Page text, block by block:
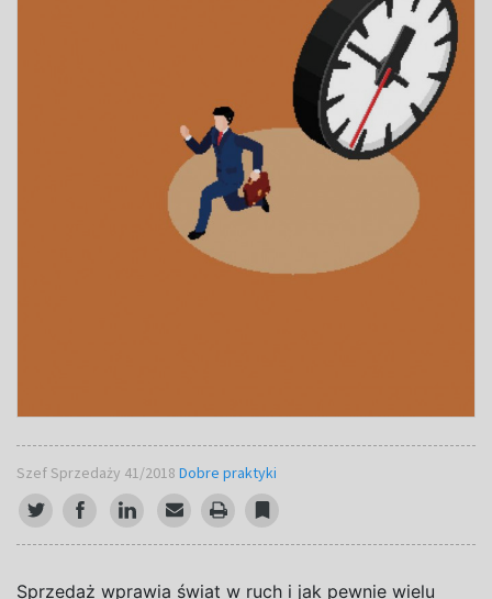
Szef Sprzedaży 41/2018 Dobre praktyki
Sprzedaż wprawia świat w ruch i jak pewnie wielu